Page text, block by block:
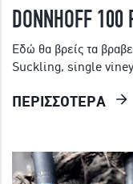
DONNHOFF 100
Εδώ θα βρείς τα
Suckling, single
ΠΕΡΙΣΣΟΤΕΡΑ